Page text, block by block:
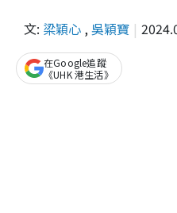
文: 梁穎心 ,吳穎寶
在Google追蹤
《UHK 港生活》